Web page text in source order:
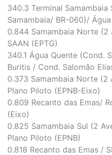
340.3 Terminal
Samambaia/ BR-060)/
0.844 Samambaia Norte
SAAN (EPTG)
340.1 Água Quente (Cond.
Buritis / Cond. Salomão
0.373 Samambaia Norte (2
Plano Piloto (EPNB-Eixo)
0.809 Recanto das Emas/
(Eixo)
0.825 Samambaia Sul (2
Plano Piloto (EPNB)
0.818 Recanto das Emas /